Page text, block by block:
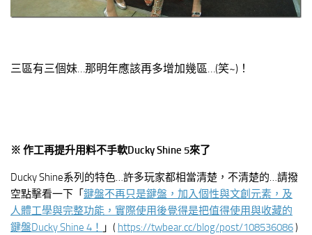
三區有三個妹…那明年應該再多增加幾區…(笑~)！
※ 作工再提升用料不手軟Ducky Shine 5來了
Ducky Shine系列的特色…許多玩家都相當清楚，不清楚的…請撥
空點擊看一下「 鍵盤不再只是鍵盤，加入個性與文創元素，及
人體工學與完整功能，實際使用後覺得是把值得使用與收藏的
鍵盤Ducky Shine 4！ 」( https://twbear.cc/blog/post/108536086)